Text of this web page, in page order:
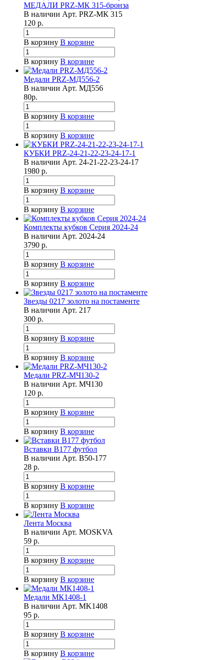
МЕДАЛИ PRZ-МК 315-бронза
В наличии Арт. PRZ-МК 315
120 р.
В корзину В корзине
В корзину В корзине
Медали PRZ-МД556-2
В наличии Арт. МД556
80р.
В корзину В корзине
В корзину В корзине
КУБКИ PRZ-24-21-22-23-24-17-1
В наличии Арт. 24-21-22-23-24-17
1980 р.
В корзину В корзине
В корзину В корзине
Комплекты кубков Серия 2024-24
В наличии Арт. 2024-24
3790 р.
В корзину В корзине
В корзину В корзине
Звезды 0217 золото на постаменте
В наличии Арт. 217
300 р.
В корзину В корзине
В корзину В корзине
Медали PRZ-МЧ130-2
В наличии Арт. МЧ130
120 р.
В корзину В корзине
В корзину В корзине
Вставки B177 футбол
В наличии Арт. B50-177
28 р.
В корзину В корзине
В корзину В корзине
Лента Москва
В наличии Арт. MOSKVA
59 р.
В корзину В корзине
В корзину В корзине
Медали МК1408-1
В наличии Арт. MK1408
95 р.
В корзину В корзине
В корзину В корзине